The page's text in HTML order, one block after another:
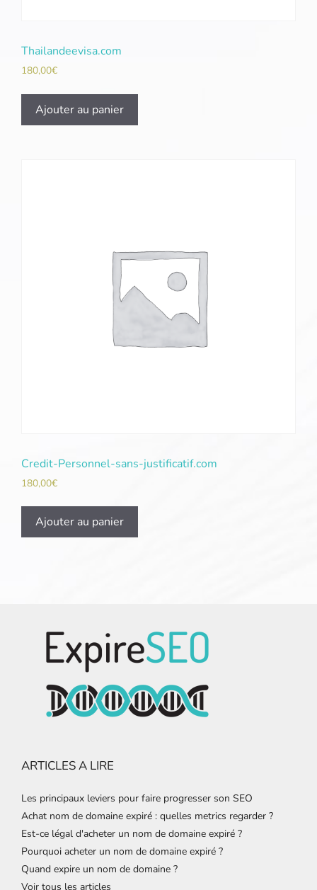
Thailandeevisa.com
180,00€
Ajouter au panier
Credit-Personnel-sans-justificatif.com
180,00€
Ajouter au panier
ARTICLES A LIRE
Les principaux leviers pour faire progresser son SEO
Achat nom de domaine expiré : quelles metrics regarder ?
Est-ce légal d'acheter un nom de domaine expiré ?
Pourquoi acheter un nom de domaine expiré ?
Quand expire un nom de domaine ?
Voir tous les articles